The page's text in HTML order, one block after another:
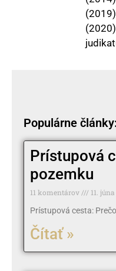
Populárne
Prístupová
pozemku
11 komentárov
11.
Prístupová cesta:
Čítať »